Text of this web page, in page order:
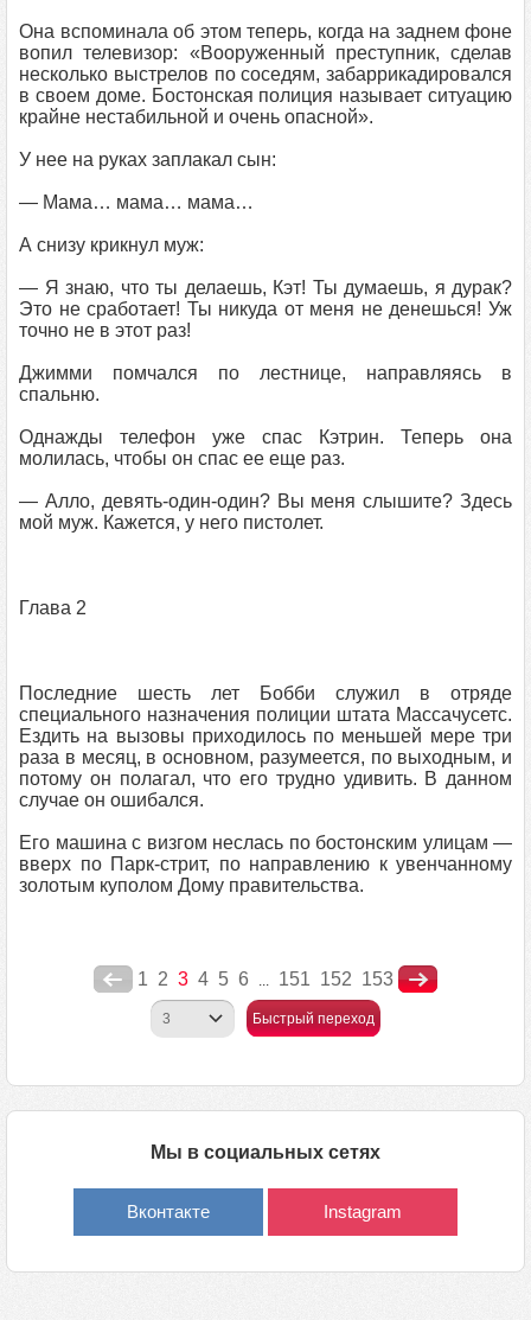
Она вспоминала об этом теперь, когда на заднем фоне
вопил телевизор: «Вооруженный преступник, сделав
несколько выстрелов по соседям, забаррикадировался
в своем доме. Бостонская полиция называет ситуацию
крайне нестабильной и очень опасной».
У нее на руках заплакал сын:
— Мама… мама… мама…
А снизу крикнул муж:
— Я знаю, что ты делаешь, Кэт! Ты думаешь, я дурак?
Это не сработает! Ты никуда от меня не денешься! Уж
точно не в этот раз!
Джимми помчался по лестнице, направляясь в
спальню.
Однажды телефон уже спас Кэтрин. Теперь она
молилась, чтобы он спас ее еще раз.
— Алло, девять-один-один? Вы меня слышите? Здесь
мой муж. Кажется, у него пистолет.
Глава 2
Последние шесть лет Бобби служил в отряде
специального назначения полиции штата Массачусетс.
Ездить на вызовы приходилось по меньшей мере три
раза в месяц, в основном, разумеется, по выходным, и
потому он полагал, что его трудно удивить. В данном
случае он ошибался.
Его машина с визгом неслась по бостонским улицам —
вверх по Парк-стрит, по направлению к увенчанному
золотым куполом Дому правительства.
1 2 3 4 5 6 ... 151 152 153
Быстрый переход
Мы в социальных сетях
Вконтакте Instagram